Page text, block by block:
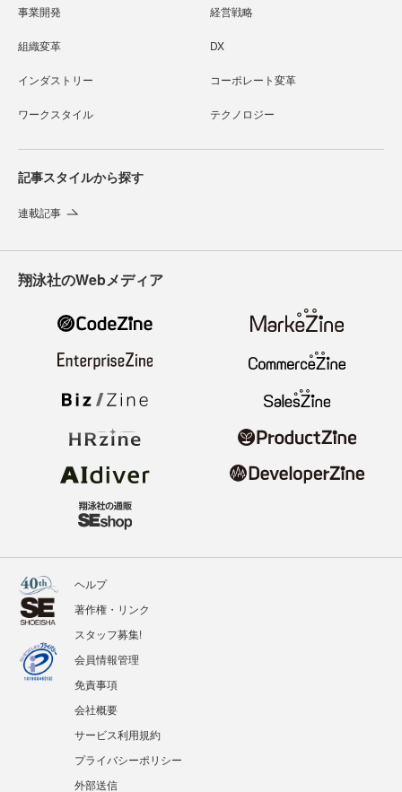
事業開発 経営戦略
組織変革 DX
インダストリー コーポレート変革
ワークスタイル テクノロジー
記事スタイルから探す
連載記事
翔泳社のWebメディア
ヘルプ
著作権・リンク
スタッフ募集!
会員情報管理
免責事項
会社概要
サービス利用規約
プライバシーポリシー
外部送信